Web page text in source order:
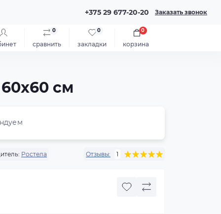
+375 29 677-20-20 Заказать звонок
сравнить
0
закладки
0
корзина
0
см
Ростела Отзывы: 1